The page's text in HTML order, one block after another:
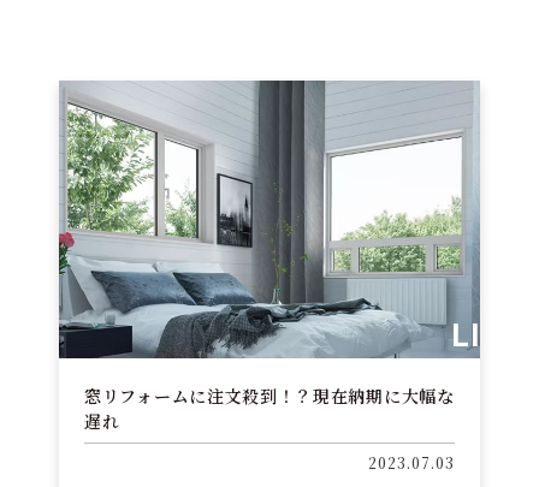
窓リフォームに注文殺到！？現在納期に大幅な
遅れ
2023.07.03